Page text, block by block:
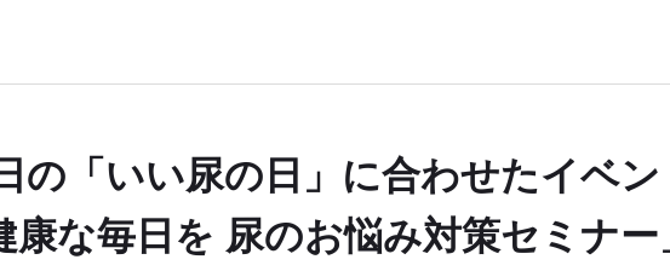
の「いい尿の日」に合わせたイベン
康な毎日を 尿のお悩み対策セミナー